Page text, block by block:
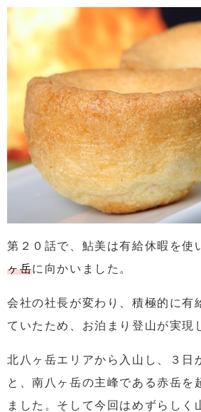
第２０話で、鮎美は有給休暇を使
ヶ岳に向かいました。
会社の社長が変わり、積極的に有
ていたため、お泊まり登山が実現
北八ヶ岳エリアから入山し、３日
と、南八ヶ岳の主峰である赤岳を
ました。そして今回はめずらしく